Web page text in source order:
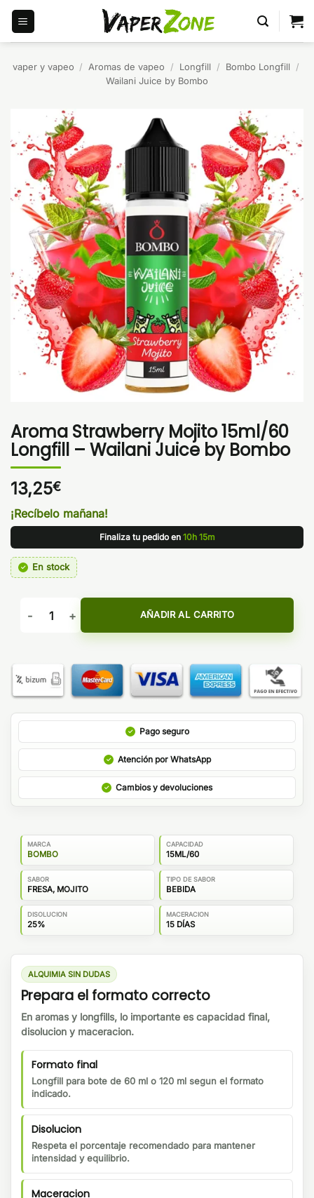
Saltar
contenido
vaper y vapeo / Aromas de vapeo / Longfill / Bombo Longfill
/
Wailani Juice by Bombo
Aroma Strawberry Mojito 15ml/60
Longfill – Wailani Juice by Bombo
13,25€
¡Recíbelo mañana!
Finaliza tu pedido en 10h 15m
En stock
Aroma Strawberry Mojito 15ml/60 Longfill - Wailani Juice
AÑADIR AL CARRITO
Pago seguro
Atención por WhatsApp
Cambios y devoluciones
MARCA
BOMBO
CAPACIDAD
15ML/60
SABOR
FRESA, MOJITO
TIPO DE SABOR
BEBIDA
DISOLUCION
25%
MACERACION
15 DÍAS
ALQUIMIA SIN DUDAS
Prepara el formato correcto
En aromas y longfills, lo importante es capacidad final,
disolucion y maceracion.
Formato final
Longfill para bote de 60 ml o 120 ml segun el formato
indicado.
Disolucion
Respeta el porcentaje recomendado para mantener
intensidad y equilibrio.
Maceracion